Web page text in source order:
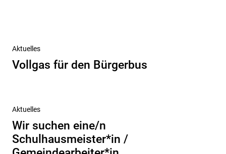
Vorheriger
Beitrag
Aktuelles
Vollgas für den Bürgerbus
Nächster
Beitrag
Aktuelles
Wir suchen eine/n
Schulhausmeister*in /